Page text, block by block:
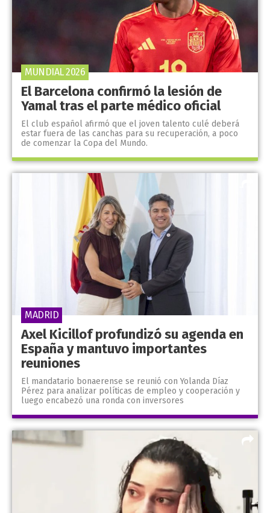
El Barcelona confirmó la lesión de
Yamal tras el parte médico oficial
El club español afirmó que el joven talento culé deberá
estar fuera de las canchas para su recuperación, a poco
de comenzar la Copa del Mundo.
MUNDIAL 2026
Axel Kicillof profundizó su agenda en
España y mantuvo importantes
reuniones
El mandatario bonaerense se reunió con Yolanda Díaz
Pérez para analizar políticas de empleo y cooperación y
luego encabezó una ronda con inversores
MADRID